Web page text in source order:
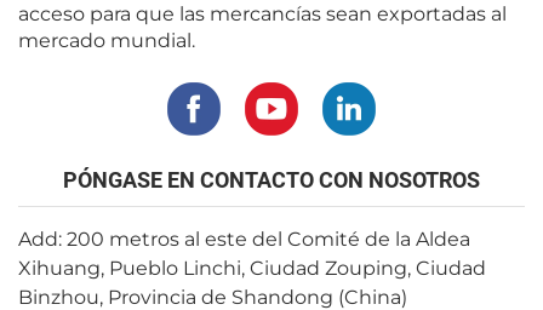
acceso para que las mercancías sean exportadas al
mercado mundial.
PÓNGASE EN CONTACTO CON NOSOTROS
Add: 200 metros al este del Comité de la Aldea
Xihuang, Pueblo Linchi, Ciudad Zouping, Ciudad
Binzhou, Provincia de Shandong (China)